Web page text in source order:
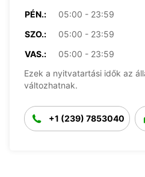
PÉN.:
05:00 - 23:59
SZO.:
05:00 - 23:59
VAS.:
05:00 - 23:59
Ezek a nyitvatartási idők az
változhatnak.
+1 (239) 7853040